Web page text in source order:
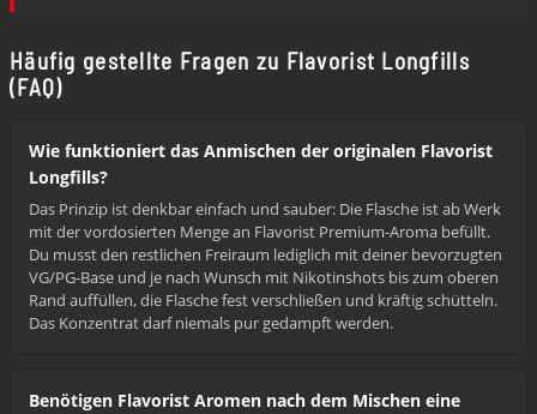
Häufig gestellte Fragen zu Flavorist Longfills
(FAQ)
Wie funktioniert das Anmischen der originalen Flavorist
Longfills?
Das Prinzip ist denkbar einfach und sauber: Die Flasche ist ab Werk
mit der vordosierten Menge an Flavorist Premium-Aroma befüllt.
Du musst den restlichen Freiraum lediglich mit deiner bevorzugten
VG/PG-Base und je nach Wunsch mit Nikotinshots bis zum oberen
Rand auffüllen, die Flasche fest verschließen und kräftig schütteln.
Das Konzentrat darf niemals pur gedampft werden.
Benötigen Flavorist Aromen nach dem Mischen eine